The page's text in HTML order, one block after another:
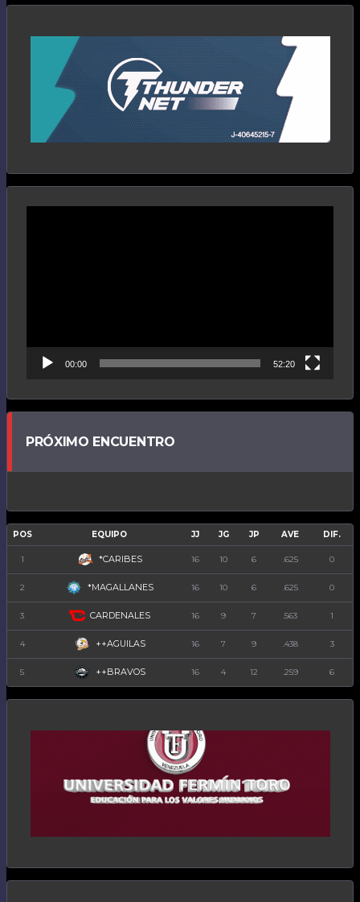
00:00 52:20
PRÓXIMO ENCUENTRO
POS EQUIPO JJ JG JP AVE DIF.
1 *CARIBES 16 10 6 .625 0
2 *MAGALLANES 16 10 6 .625 0
3 CARDENALES 16 9 7 .563 1
4 ++AGUILAS 16 7 9 .438 3
5 ++BRAVOS 16 4 12 .259 6